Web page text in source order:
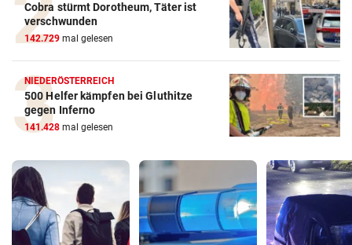
Cobra stürmt Dorotheum, Täter ist
verschwunden
142.729 mal gelesen
NIEDERÖSTERREICH
500 Helfer kämpfen bei Gluthitze
gegen Inferno
141.428 mal gelesen